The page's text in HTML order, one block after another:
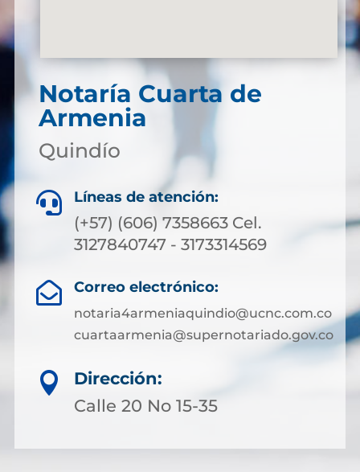
Notaría Cuarta de
Armenia
Quindío
 Líneas de atención:
(+57) (606) 7358663 Cel.
3127840747 - 3173314569
 Correo electrónico:
notaria4armeniaquindio@ucnc.com.co
cuartaarmenia@supernotariado.gov.co

Dirección:
Calle 20 No 15-35